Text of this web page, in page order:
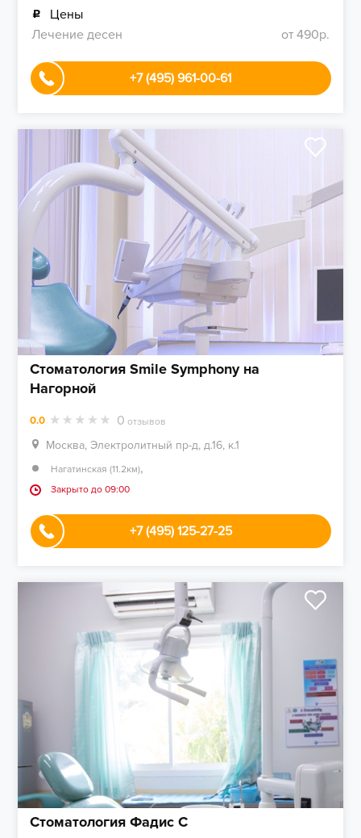
Цены
Лечение десен
от 490р.
+7 (495) 961-00-61
Стоматология Smile Symphony на
Нагорной
0.0 0 отзывов
Москва, Электролитный пр-д, д.16, к.1
Нагатинская (11.2км),
Закрыто до 09:00
+7 (495) 125-27-25
Стоматология Фадис С